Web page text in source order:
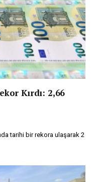
Kırdı: 2,66
tarihi bir rekora ulaşarak 2